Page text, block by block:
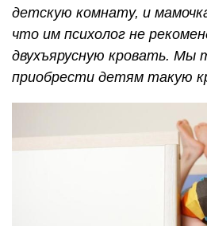
детскую комнату, и
что им психолог не
двухъярусную кровать. Мы
приобрести детям такую